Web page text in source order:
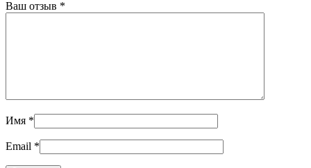
Ваш отзыв *
Имя *
Email *